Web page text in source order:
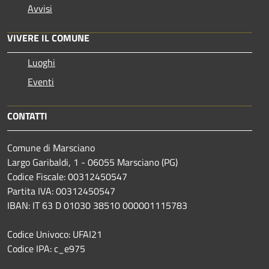
Avvisi
VIVERE IL COMUNE
Luoghi
Eventi
CONTATTI
Comune di Marsciano
Largo Garibaldi, 1 - 06055 Marsciano (PG)
Codice Fiscale: 00312450547
Partita IVA: 00312450547
IBAN: IT 63 D 01030 38510 000001115783
Codice Univoco: UFAI21
Codice IPA: c_e975